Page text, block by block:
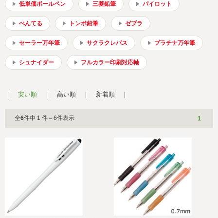
低単価ボールペン 三菱鉛筆 パイロット
ぺんてる トンボ鉛筆 ゼブラ
セーラー万年筆 サクラクレパス プラチナ万年筆
シュナイダー フルカラー印刷対応軸
安い順 高い順 新着順
全6件中 1 件～6件表示 1